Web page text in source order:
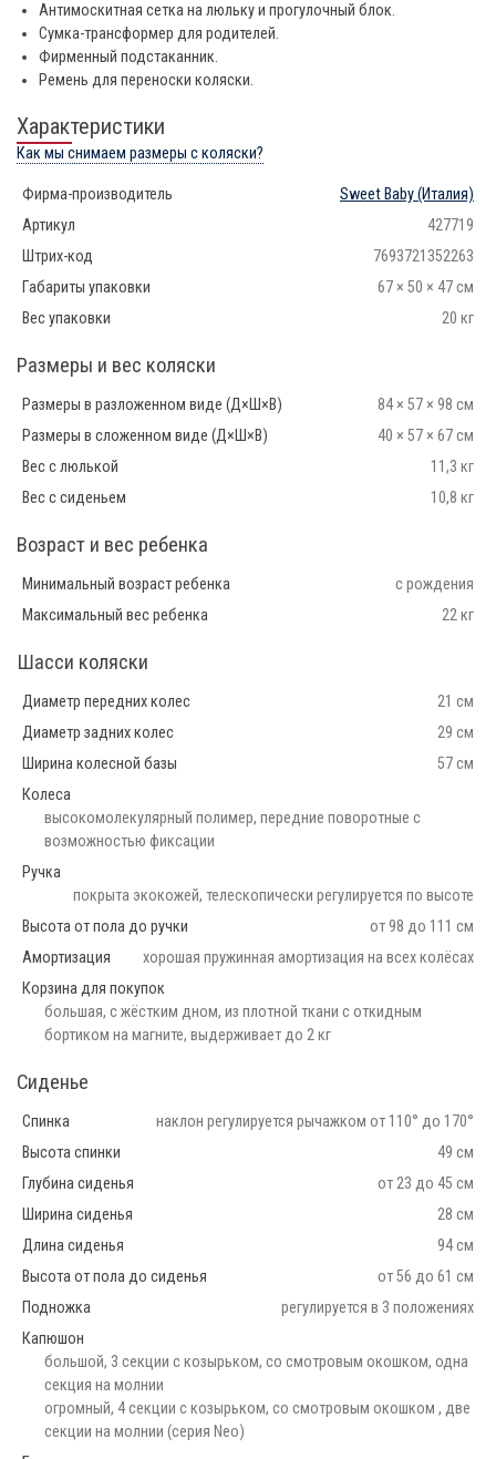
Антимоскитная сетка на люльку и прогулочный блок.
Сумка-трансформер для родителей.
Фирменный подстаканник.
Ремень для переноски коляски.
Характеристики
Как мы снимаем размеры с коляски?
Фирма-производитель Sweet Baby(Италия)
Артикул
427719
Штрих-код
7693721352263
Габариты упаковки
67 × 50 × 47 см
Вес упаковки
20 кг
Размеры и вес коляски
Размеры в разложенном виде (Д×Ш×В)
84 × 57 × 98 см
Размеры в сложенном виде (Д×Ш×В)
40 × 57 × 67 см
Вес с люлькой
11,3 кг
Вес с сиденьем
10,8 кг
Возраст и вес ребенка
Минимальный возраст ребенка
с рождения
Максимальный вес ребенка
22 кг
Шасси коляски
Диаметр передних колес
21 см
Диаметр задних колес
29 см
Ширина колесной базы
57 см
Колеса
высокомолекулярный полимер, передние поворотные с
возможностью фиксации
Ручка
покрыта экокожей, телескопически регулируется по высоте
Высота от пола до ручки
от 98 до 111 см
Амортизация
хорошая пружинная амортизация на всех колёсах
Корзина для покупок
большая, с жёстким дном, из плотной ткани с откидным
бортиком на магните, выдерживает до 2 кг
Сиденье
Спинка
наклон регулируется рычажком от 110° до 170°
Высота спинки
49 см
Глубина сиденья
от 23 до 45 см
Ширина сиденья
28 см
Длина сиденья
94 см
Высота от пола до сиденья
от 56 до 61 см
Подножка
регулируется в 3 положениях
Капюшон
большой, 3 секции с козырьком, со смотровым окошком, одна
секция на молнии
огромный, 4 секции с козырьком, со смотровым окошком , две
секции на молнии (серия Neo)